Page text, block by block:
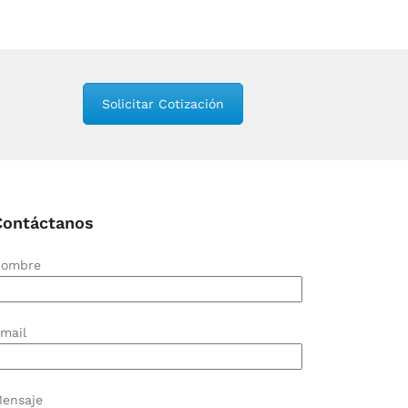
Solicitar Cotización